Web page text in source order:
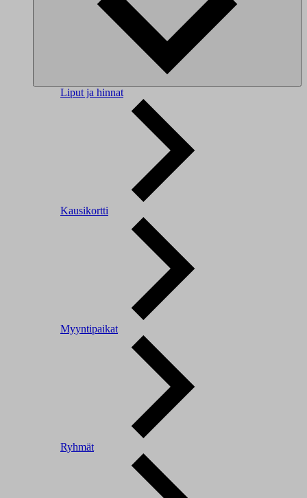
Liput ja hinnat
Kausikortti
Myyntipaikat
Ryhmät